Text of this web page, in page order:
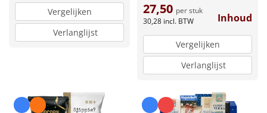
Vergelijken
Verlanglijst
27,50 per stuk
30,28 incl. BTW Inhoud
Vergelijken
Verlanglijst